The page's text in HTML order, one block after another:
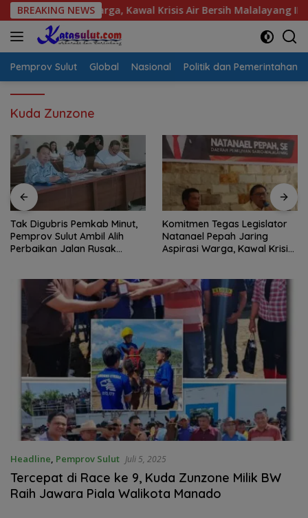
Langsung
ke
konten
BREAKING NEWS
Warga, Kawal Krisis Air Bersih Malalayang II Hingga
Pemprov Sulut Global Nasional Politik dan Pemerintahan
Kuda Zunzone
Tak Digubris Pemkab Minut,
Pemprov Sulut Ambil Alih
Perbaikan Jalan Rusak
Komitmen Tegas Legislator
Natanael Pepah Jaring
Aspirasi Warga, Kawal Krisis
Infrastruktur
Headline, Pemprov Sulut Juli 5, 2025
Tercepat di Race ke 9, Kuda Zunzone Milik BW
Raih Jawara Piala Walikota Manado